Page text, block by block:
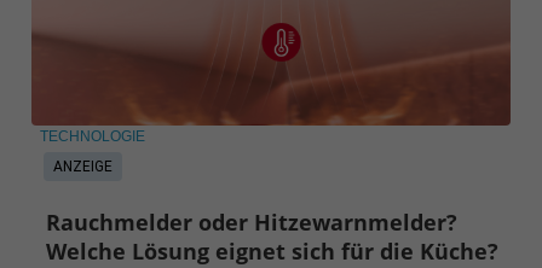
ANZEIGE
TECHNOLOGIE
Rauchmelder oder Hitzewarnmelder?
Welche Lösung eignet sich für die Küche?